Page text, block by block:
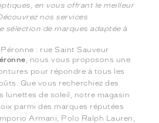
en vous offrant le meilleur
nos services
sélection de marques adaptée à
: rue Saint Sauveur
, nous vous proposons une
pour répondre à tous les
Que vous recherchiez des
lunettes de soleil, notre magasin
parmi des marques réputées
Armani, Polo Ralph Lauren,